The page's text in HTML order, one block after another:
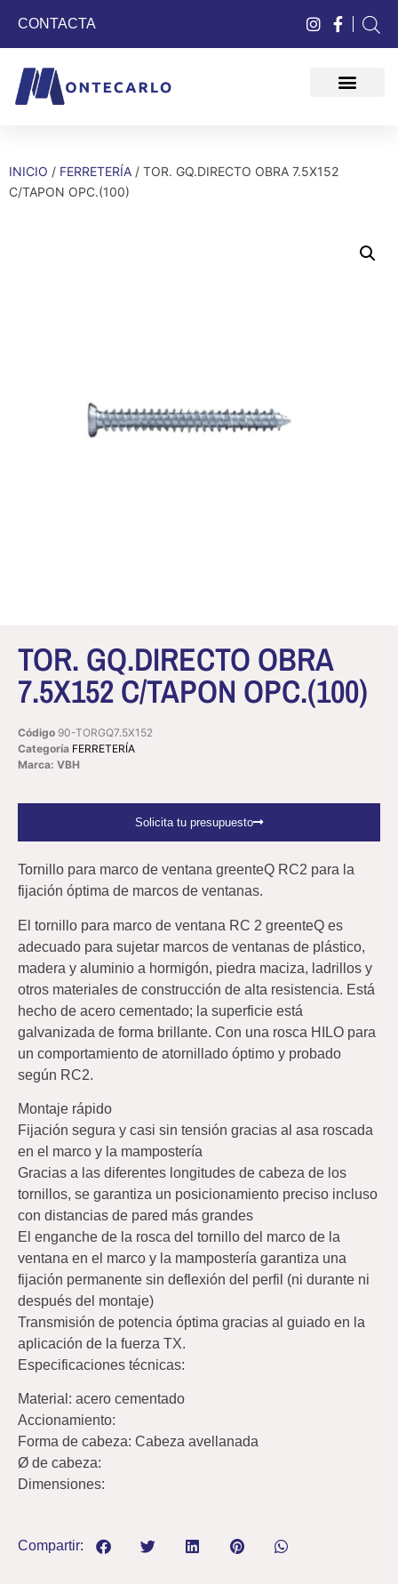
CONTACTA
INICIO / FERRETERÍA / TOR. GQ.DIRECTO OBRA 7.5X152
C/TAPON OPC.(100)
TOR. GQ.DIRECTO OBRA
7.5X152 C/TAPON OPC.(100)
Código 90-TORGQ7.5X152
Categoría FERRETERÍA
Marca: VBH
Solicita tu presupuesto
Tornillo para marco de ventana greenteQ RC2 para la
fijación óptima de marcos de ventanas.
El tornillo para marco de ventana RC 2 greenteQ es
adecuado para sujetar marcos de ventanas de plástico,
madera y aluminio a hormigón, piedra maciza, ladrillos y
otros materiales de construcción de alta resistencia. Está
hecho de acero cementado; la superficie está
galvanizada de forma brillante. Con una rosca HILO para
un comportamiento de atornillado óptimo y probado
según RC2.
Montaje rápido
Fijación segura y casi sin tensión gracias al asa roscada
en el marco y la mampostería
Gracias a las diferentes longitudes de cabeza de los
tornillos, se garantiza un posicionamiento preciso incluso
con distancias de pared más grandes
El enganche de la rosca del tornillo del marco de la
ventana en el marco y la mampostería garantiza una
fijación permanente sin deflexión del perfil (ni durante ni
después del montaje)
Transmisión de potencia óptima gracias al guiado en la
aplicación de la fuerza TX.
Especificaciones técnicas:
Material: acero cementado
Accionamiento:
Forma de cabeza: Cabeza avellanada
Ø de cabeza:
Dimensiones:
Compartir: